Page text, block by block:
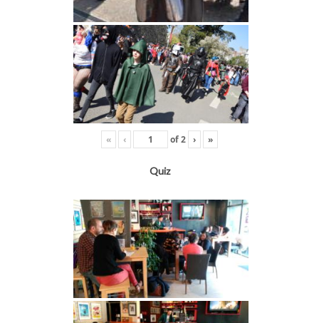
« ‹ of2 › »
Quiz